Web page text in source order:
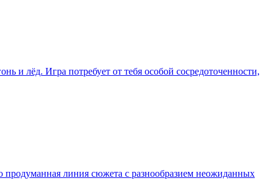
и лёд. Игра потребует от тебя особой сосредоточенности,
продуманная линия сюжета с разнообразием неожиданных